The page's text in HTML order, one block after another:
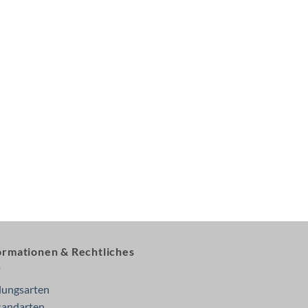
& Rechtliches